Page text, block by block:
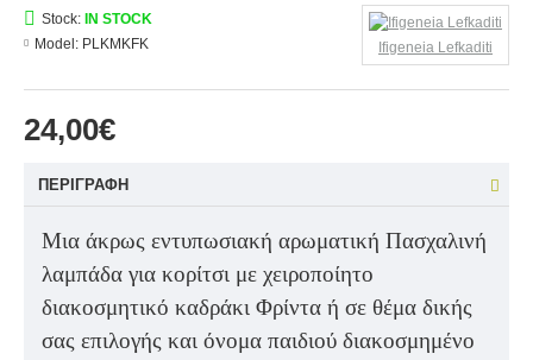
24,00€
Stock: IN STOCK
Model: PLKMKFK Ifigeneia Lefkaditi
ΠΕΡΙΓΡΑΦΉ
Μια άκρως εντυπωσιακή αρωματική Πασχαλινή
λαμπάδα για κορίτσι με χειροποίητο
διακοσμητικό καδράκι Φρίντα ή σε θέμα δικής
σας επιλογής και όνομα παιδιού διακοσμημένο